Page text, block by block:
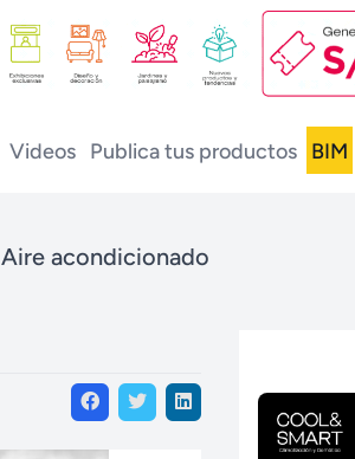
Videos Publica tus productos BIM
Aire acondicionado